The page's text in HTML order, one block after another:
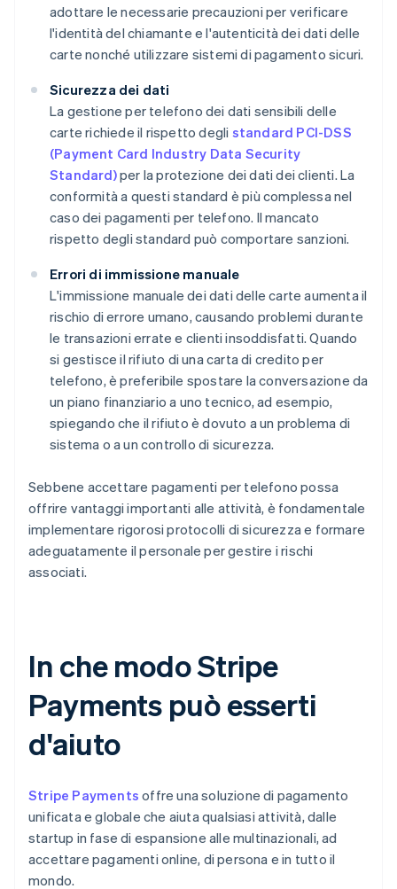
adottare le necessarie precauzioni per verificare
l'identità del chiamante e l'autenticità dei dati delle
carte nonché utilizzare sistemi di pagamento sicuri.
Sicurezza dei dati
La gestione per telefono dei dati sensibili delle
carte richiede il rispetto degli standard PCI-DSS
(Payment Card Industry Data Security
Standard)per la protezione dei dati dei clienti. La
conformità a questi standard è più complessa nel
caso dei pagamenti per telefono. Il mancato
rispetto degli standard può comportare sanzioni.
Errori di immissione manuale
L'immissione manuale dei dati delle carte aumenta il
rischio di errore umano, causando problemi durante
le transazioni errate e clienti insoddisfatti. Quando
si gestisce il rifiuto di una carta di credito per
telefono, è preferibile spostare la conversazione da
un piano finanziario a uno tecnico, ad esempio,
spiegando che il rifiuto è dovuto a un problema di
sistema o a un controllo di sicurezza.
Sebbene accettare pagamenti per telefono possa
offrire vantaggi importanti alle attività, è fondamentale
implementare rigorosi protocolli di sicurezza e formare
adeguatamente il personale per gestire i rischi
associati.
In che modo Stripe
Payments può esserti
d'aiuto
Stripe Payments offre una soluzione di pagamento
unificata e globale che aiuta qualsiasi attività, dalle
startup in fase di espansione alle multinazionali, ad
accettare pagamenti online, di persona e in tutto il
mondo.